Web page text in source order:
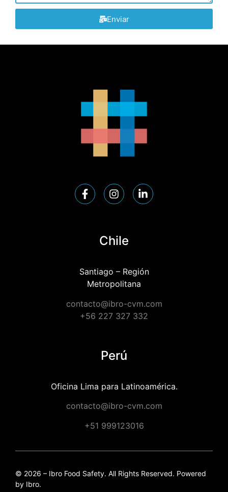
Enviar
Chile
Santiago – Región
Metropolitana
contacto@ibro-cvm.com
+56 227 327 332
Perú
Oficina Lima para Latinoamérica.
contacto@ibro-cvm.com
+51 999123016
© 2026 – Ibro Food Safety. All Rights Reserved. Powered
by Ibro.